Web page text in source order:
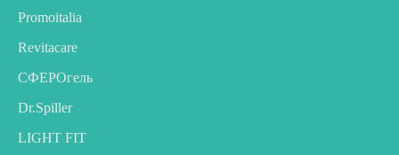
Promoitalia
Revitacare
CФЕРОгель
Dr.Spiller
LIGHT FIT